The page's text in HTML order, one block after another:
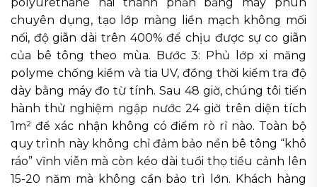
chuyên dụng, tạo lớp màng liền mạch không mối
nối, độ giãn dài trên 400% để chịu được sự co giãn
của bê tông theo mùa. Bước 3: Phủ lớp xi măng
polyme chống kiềm và tia UV, đồng thời kiểm tra độ
dày bằng máy đo từ tính. Sau 48 giờ, chúng tôi tiến
hành thử nghiệm ngập nước 24 giờ trên diện tích
1m² để xác nhận không có điểm rò rỉ nào. Toàn bộ
quy trình này không chỉ đảm bảo nền bê tông “khô
ráo” vĩnh viễn mà còn kéo dài tuổi thọ tiểu cảnh lên
15-20 năm mà không cần bảo trì lớn. Khách hàng